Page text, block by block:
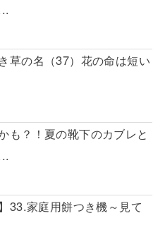
草の名（37）花の命は短い
も？！夏の靴下のカブレと
33.家庭用餅つき機～見て